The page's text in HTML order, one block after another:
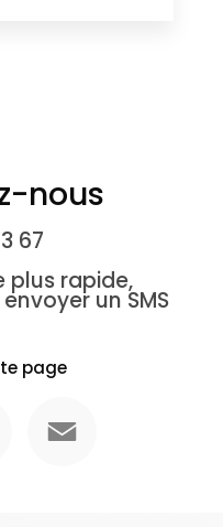
nous
67
plus rapide,
un SMS
page